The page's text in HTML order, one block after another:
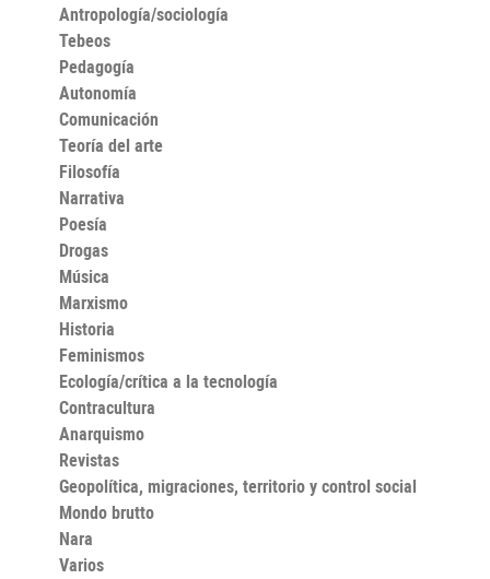
sepultado por su propia caricatura. Su propia
relevancia pública desdibuja el mensaje íntimo. Hay
que leer al Che directamente, de su puño y letra, para
que nos llegue limpio, joven y eterno.
Antropología/sociología
Tebeos
Pedagogía
Autonomía
Comunicación
Teoría del arte
Filosofía
Narrativa
Poesía
Drogas
Música
Marxismo
Historia
Feminismos
Ecología/crítica a la tecnología
Contracultura
Anarquismo
Revistas
Geopolítica, migraciones, territorio y control social
Mondo brutto
Nara
Varios